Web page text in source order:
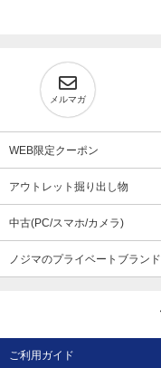
メルマガ
WEB限定クーポン
アウトレット掘り出し物
中古(PC/スマホ/カメラ)
ノジマのプライベートブランド
ご利用ガイド